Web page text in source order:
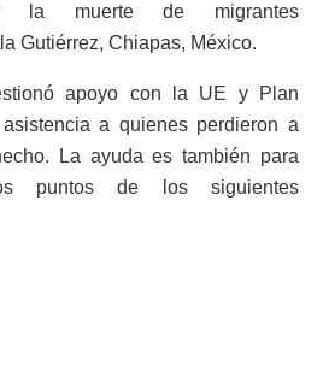
la muerte de migrantes
Gutiérrez, Chiapas, México.
apoyo con la UE y Plan
a quienes perdieron a
La ayuda es también para
puntos de los siguientes